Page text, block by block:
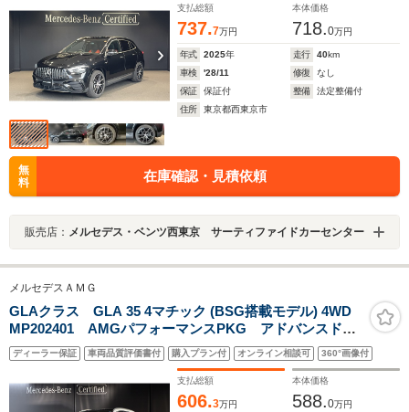
支払総額
737.7万円
本体価格
718.0万円
年式 2025年 走行 40km
車検
'28/11 修復
なし
保証
保証付 整備
法定整備付
住所
東京都西東京市
無
料
在庫確認・見積依頼
販売店： メルセデス・ベンツ西東京 サーティファイドカーセンター
メルセデスＡＭＧ
GLAクラス GLA 35 4マチック (BSG搭載モデル) 4WD
MP202401 AMGパフォーマンスPKG アドバンスド
PKG デジタルルームミラー 禁煙 パノラマ
Burmester フットトランクオープナー HUD 360度カ
メラ ドラレコ ARナビ AMGドライブコントロールス
イッチ
ディーラー保証 車両品質評価書付 購入プラン付 オンライン相談可 360°画像付
支払総額
606.3万円
本体価格
588.0万円